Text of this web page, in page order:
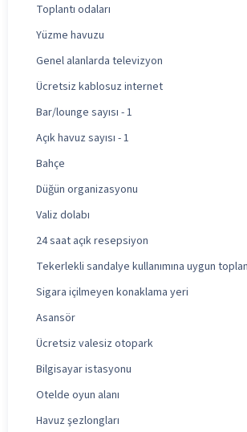
Toplantı odaları
Yüzme havuzu
Genel alanlarda televizyon
Ücretsiz kablosuz internet
Bar/lounge sayısı - 1
Açık havuz sayısı - 1
Bahçe
Düğün organizasyonu
Valiz dolabı
24 saat açık resepsiyon
Tekerlekli sandalye kullanımına uygun
Sigara içilmeyen konaklama yeri
Asansör
Ücretsiz valesiz otopark
Bilgisayar istasyonu
Otelde oyun alanı
Havuz şezlongları